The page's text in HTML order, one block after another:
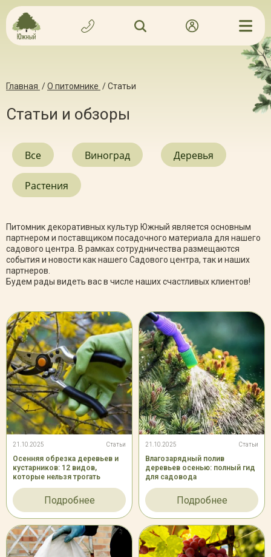
Главная /О питомнике /Статьи
Статьи и обзоры
Все Виноград Деревья
Растения
Питомник декоративных культур Южный является основным
партнером и поставщиком посадочного материала для нашего
садового центра. В рамках сотрудничества размещаются
события и новости как нашего Садового центра, так и наших
партнеров.
Будем рады видеть вас в числе наших счастливых клиентов!
21.10.2025 Статьи
Осенняя обрезка деревьев и
кустарников: 12 видов,
которые нельзя трогать
Подробнее
21.10.2025 Статьи
Влагозарядный полив
деревьев осенью: полный гид
для садовода
Подробнее